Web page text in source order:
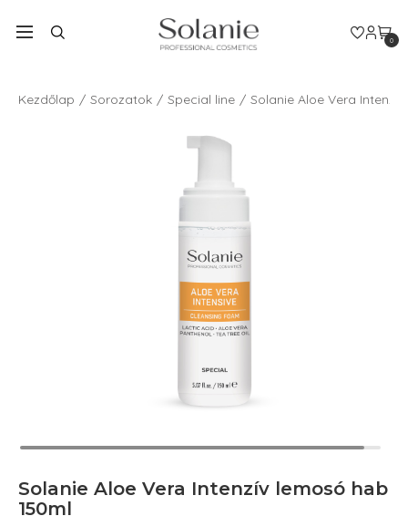
0
Kezdőlap Sorozatok Special line Solanie Aloe Vera
Solanie Aloe Vera Intenzív lemosó hab
150ml